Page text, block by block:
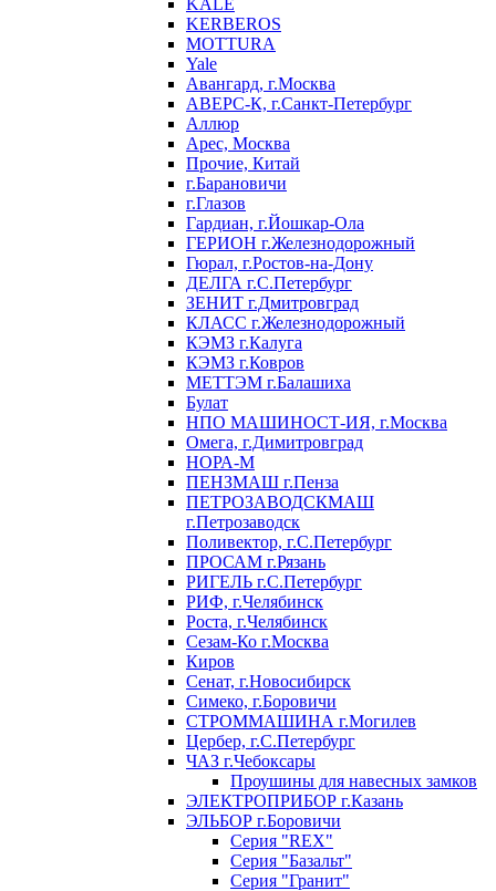
KALE
KERBEROS
MOTTURA
Yale
Авангард, г.Москва
АВЕРС-К, г.Санкт-Петербург
Аллюр
Арес, Москва
Прочие, Китай
г.Барановичи
г.Глазов
Гардиан, г.Йошкар-Ола
ГЕРИОН г.Железнодорожный
Гюрал, г.Ростов-на-Дону
ДЕЛГА г.С.Петербург
ЗЕНИТ г.Дмитровград
КЛАСС г.Железнодорожный
КЭМЗ г.Калуга
КЭМЗ г.Ковров
МЕТТЭМ г.Балашиха
Булат
НПО МАШИНОСТ-ИЯ, г.Москва
Омега, г.Димитровград
НОРА-М
ПЕНЗМАШ г.Пенза
ПЕТРОЗАВОДСКМАШ
г.Петрозаводск
Поливектор, г.С.Петербург
ПРОСАМ г.Рязань
РИГЕЛЬ г.С.Петербург
РИФ, г.Челябинск
Роста, г.Челябинск
Сезам-Ко г.Москва
Киров
Сенат, г.Новосибирск
Симеко, г.Боровичи
СТРОММАШИНА г.Могилев
Цербер, г.С.Петербург
ЧАЗ г.Чебоксары
Проушины для навесных замков
ЭЛЕКТРОПРИБОР г.Казань
ЭЛЬБОР г.Боровичи
Серия "REX"
Серия "Базальт"
Серия "Гранит"